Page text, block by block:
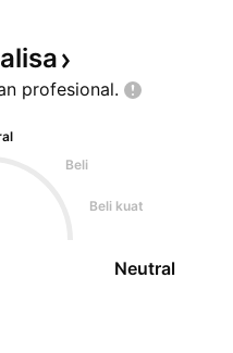
profesional.
Beli
Beli kuat
Neutral